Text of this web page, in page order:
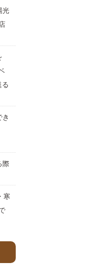
光
際
寒